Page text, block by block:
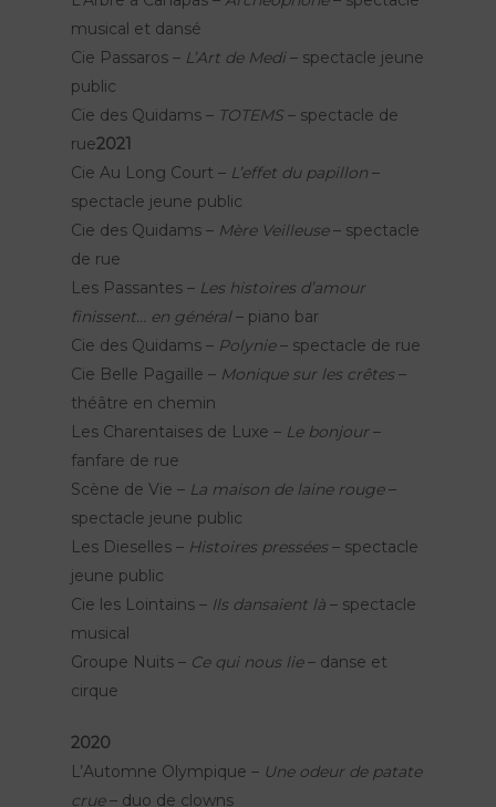
musical et dansé
Cie Passaros – L’Art de Medi– spectacle jeune
public
Cie des Quidams – TOTEMS – spectacle de
rue2021
Cie Au Long Court – L’effet du papillon –
spectacle jeune public
Cie des Quidams – Mère Veilleuse– spectacle
de rue
Les Passantes – Les histoires d’amour
finissent… en général– piano bar
Cie des Quidams – Polynie– spectacle de rue
Cie Belle Pagaille – Monique sur les crêtes–
théâtre en chemin
Les Charentaises de Luxe – Le bonjour –
fanfare de rue
Scène de Vie – La maison de laine rouge–
spectacle jeune public
Les Dieselles – Histoires pressées– spectacle
jeune public
Cie les Lointains – Ils dansaient là – spectacle
musical
Groupe Nuits – Ce qui nous lie– danse et
cirque
2020
L’Automne Olympique – Une odeur de patate
crue– duo de clowns